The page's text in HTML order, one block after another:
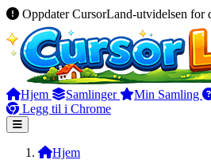
Oppdater CursorLand-utvidelsen for
Hjem Samlinger Min Samling
Legg til i Chrome
Hjem